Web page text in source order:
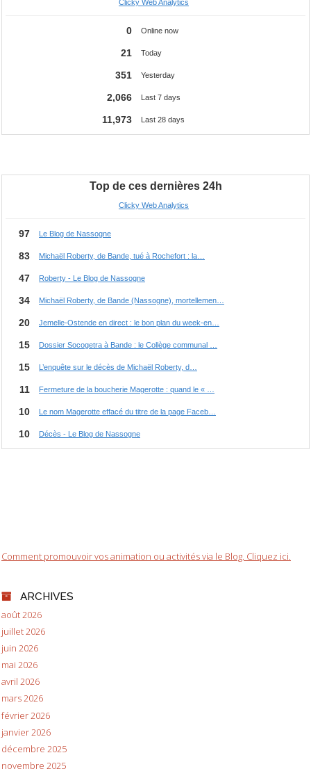
Comment promouvoir vos animation ou activités via le Blog. Cliquez ici.
ARCHIVES
août 2026
juillet 2026
juin 2026
mai 2026
avril 2026
mars 2026
février 2026
janvier 2026
décembre 2025
novembre 2025